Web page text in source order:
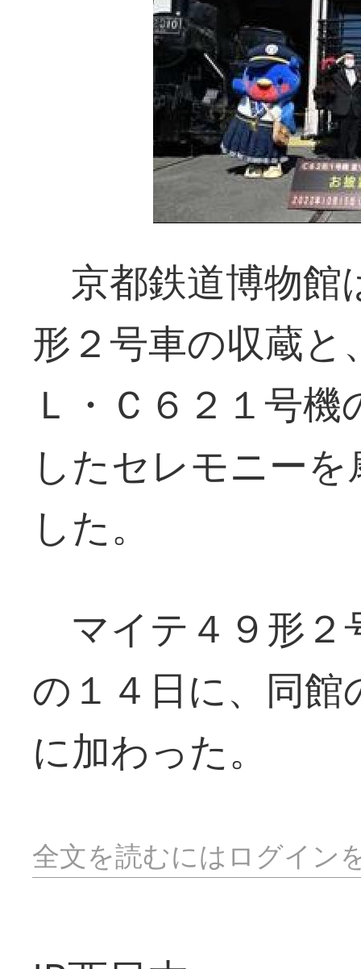
京都鉄道博物館
形２号車の収蔵
Ｌ・Ｃ６２１号
したセレモニー
した。
マイテ４９形２
の１４日に、同
に加わった。
全文を読むにはログイン